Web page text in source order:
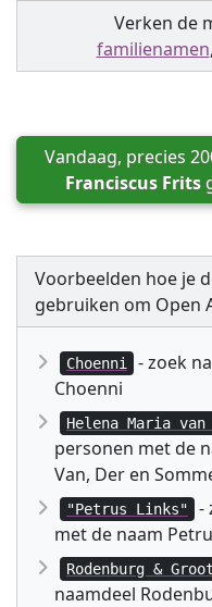
Verken de
familienamen,
Vandaag, precies
Franciscus Frits
Voorbeelden hoe je
gebruiken om Open
Choenni
- zoek
Choenni
Helena Maria van
personen met de
Van, Der en
"Petrus Links"
-
met de naam
Rodenburg & Groot
naamdeel